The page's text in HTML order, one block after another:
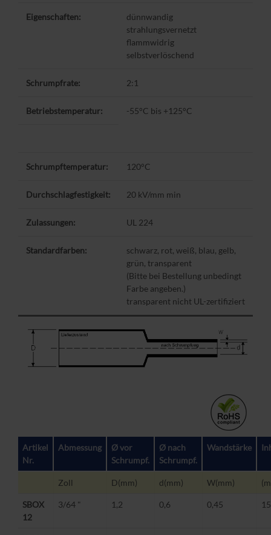
Eigenschaften:
dünnwandig
strahlungsvernetzt
flammwidrig
selbstverlöschend
Schrumpfrate: 2:1
Betriebstemperatur: -55°C bis +125°C
Schrumpftemperatur: 120°C
Durchschlagfestigkeit: 20 kV/mm min
Zulassungen: UL 224
Standardfarben:
schwarz, rot, weiß, blau, gelb,
grün, transparent
(Bitte bei Bestellung unbedingt
Farbe angeben.)
transparent nicht UL-zertifiziert
Artikel
Nr.
Abmessung
Ø vor
Schrumpf.
Ø nach
Schrumpf.
Wandstärke
Zoll D(mm) d(mm) W(mm)
SBOX
12
3/64 " 1,2 0,6 0,45 15